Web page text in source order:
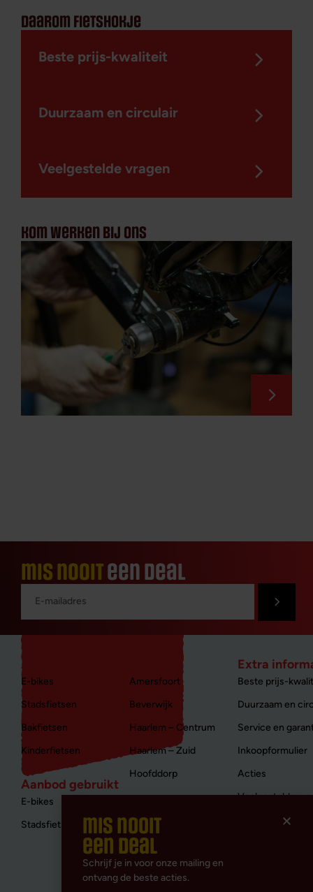
daarom fietshokje
Beste prijs-kwaliteit
Duurzaam en circulair
Veelgestelde vragen
kom werken bij ons
mis nooiteen deal
Aanbod nieuw
E-bikes
Stadsfietsen
Bakfietsen
Kinderfietsen
Aanbod gebruikt
E-bikes
Stadsfietsen
Amersfoort
Beverwijk
Haarlem – Centrum
Haarlem – Zuid
Hoofddorp
Extra
Beste prijs-
Duurzaam en
Service en
Inkoopformulier
Acties
Veelgestelde
mis nooit
een deal
Schrijf je in voor onze mailing en
ontvang de beste acties.